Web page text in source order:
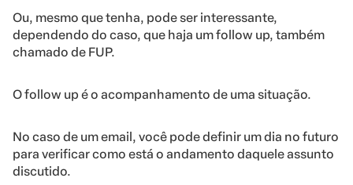
Ou, mesmo que tenha, pode ser interessante,
dependendo do caso, que haja um follow up, também
chamado de FUP.
O follow up é o acompanhamento de uma situação.
No caso de um email, você pode definir um dia no futuro
para verificar como está o andamento daquele assunto
discutido.